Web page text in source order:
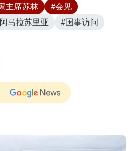
主席苏林
#会见
马拉苏里亚
#国事访问